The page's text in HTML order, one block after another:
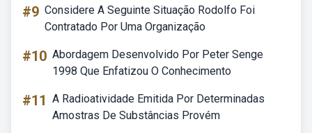
#9 Considere A Seguinte Situação Rodolfo Foi
Contratado Por Uma Organização
#10 Abordagem Desenvolvido Por Peter Senge
1998 Que Enfatizou O Conhecimento
#11 A Radioatividade Emitida Por Determinadas
Amostras De Substâncias Provém